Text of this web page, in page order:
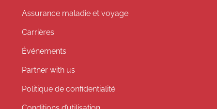
Assurance maladie et voyage
Carrières
Événements
Partner with us
Politique de confidentialité